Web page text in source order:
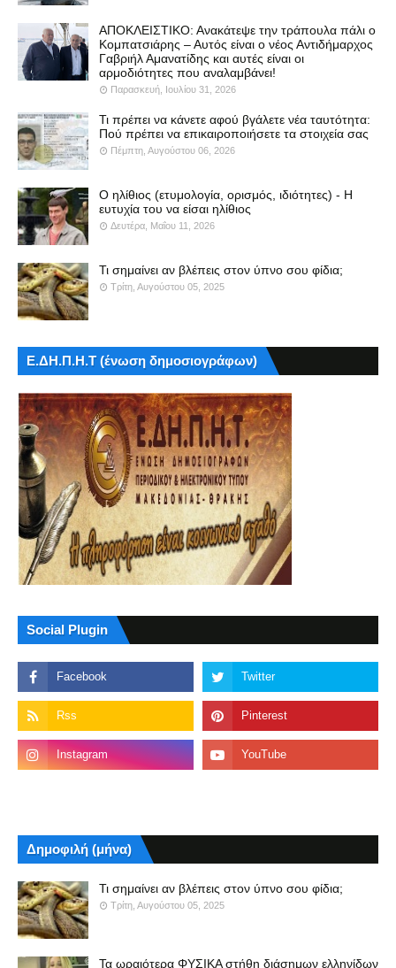
ΑΠΟΚΛΕΙΣΤΙΚΟ: Ανακάτεψε την τράπουλα πάλι ο
Κομπατσιάρης – Αυτός είναι ο νέος Αντιδήμαρχος
Γαβριήλ Αμανατίδης και αυτές είναι οι
αρμοδιότητες που αναλαμβάνει!
Παρασκευή, Ιουλίου 31, 2026
Τι πρέπει να κάνετε αφού βγάλετε νέα ταυτότητα:
Πού πρέπει να επικαιροποιήσετε τα στοιχεία σας
Πέμπτη, Αυγούστου 06, 2026
Ο ηλίθιος (ετυμολογία, ορισμός, ιδιότητες) - Η
ευτυχία του να είσαι ηλίθιος
Δευτέρα, Μαΐου 11, 2026
Τι σημαίνει αν βλέπεις στον ύπνο σου φίδια;
Τρίτη, Αυγούστου 05, 2025
Ε.ΔΗ.Π.Η.Τ (ένωση δημοσιογράφων)
Social Plugin
Δημοφιλή (μήνα)
Τι σημαίνει αν βλέπεις στον ύπνο σου φίδια;
Τρίτη, Αυγούστου 05, 2025
Τα ωραιότερα ΦΥΣΙΚΑ στήθη διάσημων ελληνίδων